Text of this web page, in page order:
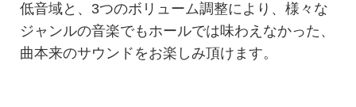
低音域と、3つのボリューム調整により、様々な
ジャンルの音楽でもホールでは味わえなかった、
曲本来のサウンドをお楽しみ頂けます。